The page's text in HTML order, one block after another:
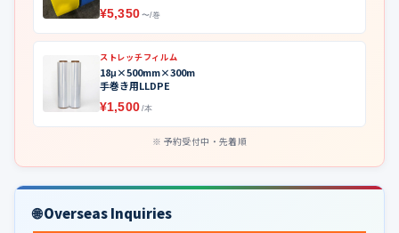
¥5,350 〜/巻
ストレッチフィルム
18μ×500mm×300m
手巻き用LLDPE
¥1,500 /本
予約受付中・先着順
🌐 Overseas Inquiries